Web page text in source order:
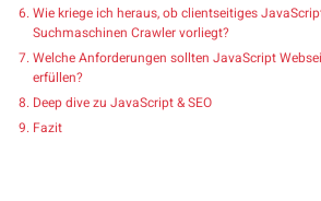
Wie kriege ich heraus, ob clientseitiges
Suchmaschinen Crawler vorliegt?
Welche Anforderungen sollten JavaScript
erfüllen?
Deep dive zu JavaScript & SEO
Fazit